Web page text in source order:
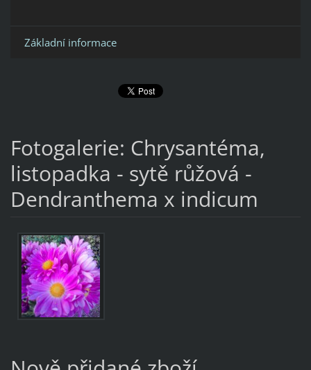
Základní informace
Fotogalerie: Chrysantéma,
listopadka - sytě růžová -
Dendranthema x indicum